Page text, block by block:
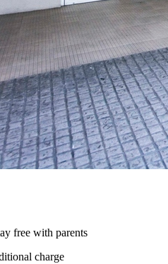
free with parents
charge